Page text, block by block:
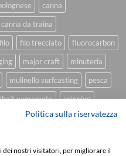
canna
canna da traina
filo filo trecciato
fluorocarbon
major craft
minuteria
mulinello surfcasting
pesca
yamamoto
spinning
trecciato trolling tubertini
Politica sulla riservatezza
nostri visitatori, per migliorare il